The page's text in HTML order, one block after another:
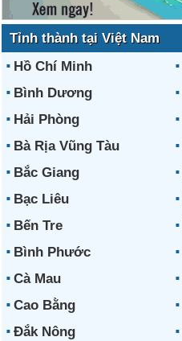
Tỉnh thành tại Việt Nam
Hồ Chí Minh
Bình Dương
Hải Phòng
Bà Rịa Vũng Tàu
Bắc Giang
Bạc Liêu
Bến Tre
Bình Phước
Cà Mau
Cao Bằng
Đắk Nông